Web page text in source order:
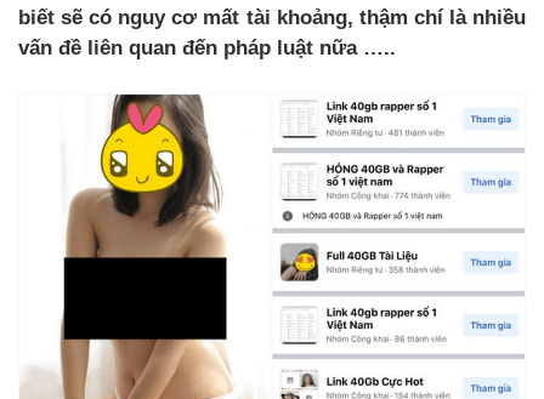
biết sẽ có nguy cơ mất tài khoảng, thậm chí là nhiều
vấn đề liên quan đến pháp luật nữa …..